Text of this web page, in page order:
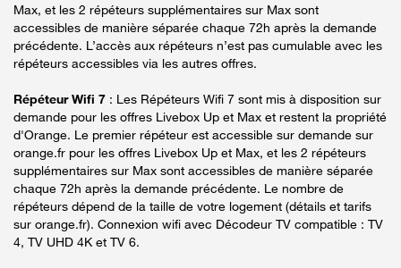
Max, et les 2 répéteurs supplémentaires sur Max sont
accessibles de manière séparée chaque 72h après la demande
précédente. L’accès aux répéteurs n’est pas cumulable avec les
répéteurs accessibles via les autres offres.
Répéteur Wifi 7 : Les Répéteurs Wifi 7 sont mis à disposition sur
demande pour les offres Livebox Up et Max et restent la propriété
d'Orange. Le premier répéteur est accessible sur demande sur
orange.fr pour les offres Livebox Up et Max, et les 2 répéteurs
supplémentaires sur Max sont accessibles de manière séparée
chaque 72h après la demande précédente. Le nombre de
répéteurs dépend de la taille de votre logement (détails et tarifs
sur orange.fr). Connexion wifi avec Décodeur TV compatible : TV
4, TV UHD 4K et TV 6.